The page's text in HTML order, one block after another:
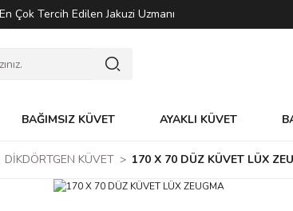
Çok Tercih Edilen Jakuzi Uzmanı
BAĞIMSIZ KÜVET AYAKLI KÜVET
DİKDÖRTGEN KÜVET 170 X 70 DÜZ KÜVET LÜX